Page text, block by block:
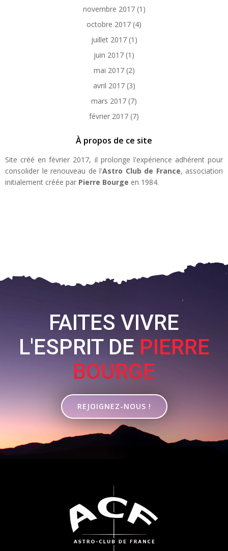
novembre 2017(1)
octobre 2017 (4)
juillet 2017(1)
juin 2017 (1)
mai 2017(2)
avril 2017(3)
mars 2017 (7)
février 2017 (7)
À propos de ce site
Site créé en février 2017, il prolonge l'expérience adhérent pour
consolider le renouveau de l'Astro Club de France, association
initialement créée par Pierre Bourge en 1984.
FAITES VIVRE
L'ESPRIT DE PIERRE
BOURGE
REJOIGNEZ-NOUS !